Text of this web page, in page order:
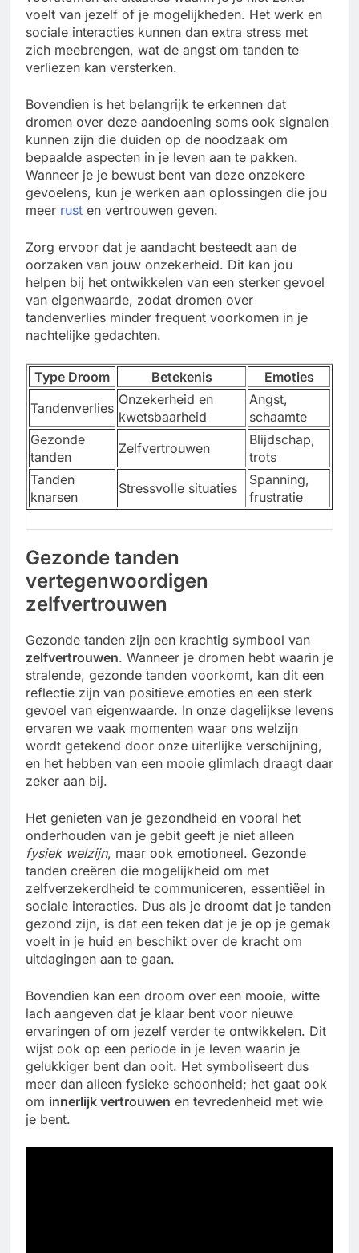
voelt van jezelf of je mogelijkheden. Het werk en
sociale interacties kunnen dan extra stress met
zich meebrengen, wat de angst om tanden te
verliezen kan versterken.
Bovendien is het belangrijk te erkennen dat
dromen over deze aandoening soms ook signalen
kunnen zijn die duiden op de noodzaak om
bepaalde aspecten in je leven aan te pakken.
Wanneer je je bewust bent van deze onzekere
gevoelens, kun je werken aan oplossingen die jou
meer rust en vertrouwen geven.
Zorg ervoor dat je aandacht besteedt aan de
oorzaken van jouw onzekerheid. Dit kan jou
helpen bij het ontwikkelen van een sterker gevoel
van eigenwaarde, zodat dromen over
tandenverlies minder frequent voorkomen in je
nachtelijke gedachten.
Type Droom Betekenis
Emoties
Tandenverlies
Onzekerheid en
kwetsbaarheid
Angst,
schaamte
Gezonde
tanden
Zelfvertrouwen
Blijdschap,
trots
Tanden
knarsen
Stressvolle situaties
Spanning,
frustratie
Gezonde tanden
vertegenwoordigen
zelfvertrouwen
Gezonde tanden zijn een krachtig symbool van
zelfvertrouwen. Wanneer je dromen hebt waarin je
stralende, gezonde tanden voorkomt, kan dit een
reflectie zijn van positieve emoties en een sterk
gevoel van eigenwaarde. In onze dagelijkse levens
ervaren we vaak momenten waar ons welzijn
wordt getekend door onze uiterlijke verschijning,
en het hebben van een mooie glimlach draagt daar
zeker aan bij.
Het genieten van je gezondheid en vooral het
onderhouden van je gebit geeft je niet alleen
fysiek welzijn, maar ook emotioneel. Gezonde
tanden creëren die mogelijkheid om met
zelfverzekerdheid te communiceren, essentiëel in
sociale interacties. Dus als je droomt dat je tanden
gezond zijn, is dat een teken dat je je op je gemak
voelt in je huid en beschikt over de kracht om
uitdagingen aan te gaan.
Bovendien kan een droom over een mooie, witte
lach aangeven dat je klaar bent voor nieuwe
ervaringen of om jezelf verder te ontwikkelen. Dit
wijst ook op een periode in je leven waarin je
gelukkiger bent dan ooit. Het symboliseert dus
meer dan alleen fysieke schoonheid; het gaat ook
om innerlijk vertrouwen en tevredenheid met wie
je bent.